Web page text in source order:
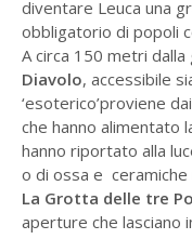
diventare Leuca una
obbligatorio di popoli
A circa 150 metri
Diavolo, accessibile
‘esoterico’proviene
che hanno alimentato
hanno riportato alla
o di ossa e ceramiche
La Grotta delle tre
aperture che lasciano